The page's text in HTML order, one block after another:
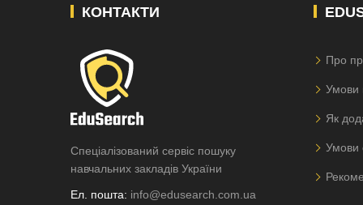
КОНТАКТИ
Спеціалізований сервіс пошуку
навчальних закладів України
Ел. пошта: info@edusearch.com.ua
Про
Умови
Як
Умови